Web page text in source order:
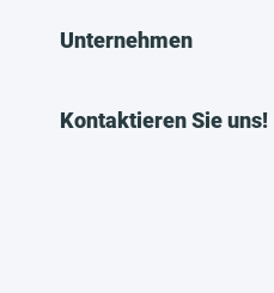
Unternehmen
Kontaktieren Sie uns!